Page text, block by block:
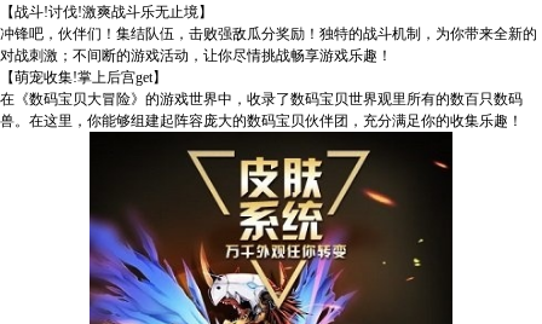
【战斗!讨伐!激爽战斗乐无止境】
冲锋吧，伙伴们！集结队伍，击败强敌瓜分奖励！独特的战斗机制，为你带来全新的
对战刺激；不间断的游戏活动，让你尽情挑战畅享游戏乐趣！
【萌宠收集!掌上后宫get】
在《数码宝贝大冒险》的游戏世界中，收录了数码宝贝世界观里所有的数百只数码
兽。在这里，你能够组建起阵容庞大的数码宝贝伙伴团，充分满足你的收集乐趣！